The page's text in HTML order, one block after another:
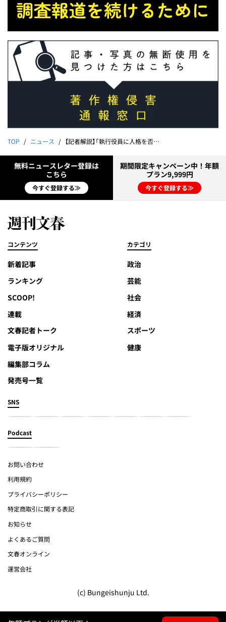
TOP ニュース 【記者解説】「執行役員に人格を否定され...」ベンチャー投資最大手「ジャフコ」卑劣セクハラ問題 被害女性が訴える会社側の“酷すぎる対応”《スクープ記者が解説》【動画版】
無料ニュースレター登録は
こちら
今すぐ登録する≫
期間限定キャンペーン中！年額
プラン9,999円
今すぐ登録する≫
コンテンツ
新着記事
ランキング
SCOOP!
連載
文春記者トーク
電子版オリジナル
編集部コラム
発売号一覧
カテゴリ
政治
芸能
社会
経済
スポーツ
健康
SNS
Podcast
お問い合わせ
利用規約
プライバシーポリシー
特定商取引に関する表記
お知らせ
よくあるご質問
文春オンライン
運営会社
(c) Bungeishunju Ltd.